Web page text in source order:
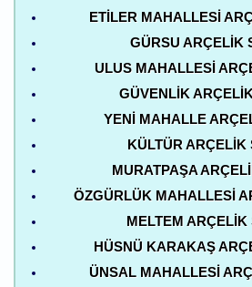
ETILER MAHALLESI
GÜRSU ARÇELIK
ULUS MAHALLESI
GÜVENLIK
YENI MAHALLE
KÜLTÜR ARÇELIK
MURATPAŞA
ÖZGÜRLÜK MAHALLESI
MELTEM ARÇELIK
HÜSNÜ KARAKAŞ
ÜNSAL MAHALLESI